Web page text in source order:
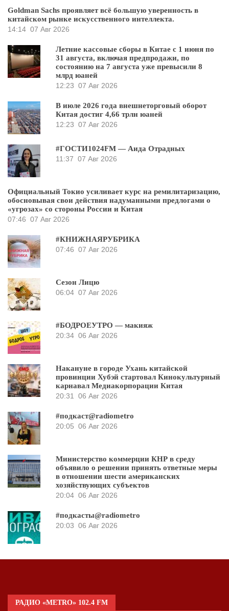
Goldman Sachs проявляет всё большую уверенность в
китайском рынке искусственного интеллекта.
14:14 07 Авг 2026
Летние кассовые сборы в Китае с 1 июня по
31 августа, включая предпродажи, по
состоянию на 7 августа уже превысили 8
млрд юаней
12:23 07 Авг 2026
В июле 2026 года внешнеторговый оборот
Китая достиг 4,66 трлн юаней
12:23 07 Авг 2026
#ГОСТИ1024FM — Аида Отрадных
11:37 07 Авг 2026
Официальный Токио усиливает курс на ремилитаризацию,
обосновывая свои действия надуманными предлогами о
«угрозах» со стороны России и Китая
07:46 07 Авг 2026
#КНИЖНАЯРУБРИКА
07:46 07 Авг 2026
Сезон Лицю
06:04 07 Авг 2026
#БОДРОЕУТРО — макияж
20:34 06 Авг 2026
Накануне в городе Ухань китайской
провинции Хубэй стартовал Кинокультурный
карнавал Медиакорпорации Китая
20:31 06 Авг 2026
#подкаст@radiometro
20:05 06 Авг 2026
Министерство коммерции КНР в среду
объявило о решении принять ответные меры
в отношении шести американских
хозяйствующих субъектов
20:04 06 Авг 2026
#подкасты@radiometro
20:03 06 Авг 2026
РАДИО «METRO» 102.4 FM